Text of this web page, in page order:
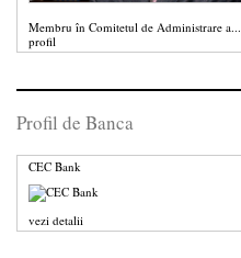
Membru în Comitetul de Administrare a...
profil
Profil de Banca
CEC Bank
vezi detalii